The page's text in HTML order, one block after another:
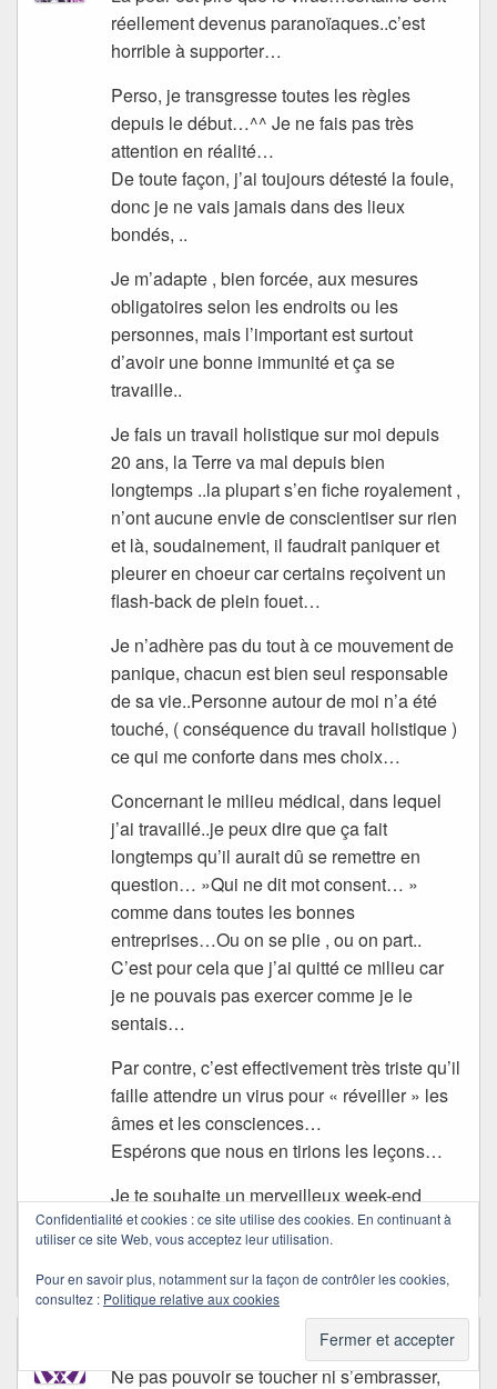
réellement devenus paranoïaques..c’est
horrible à supporter…
Perso, je transgresse toutes les règles
depuis le début…^^ Je ne fais pas très
attention en réalité…
De toute façon, j’ai toujours détesté la foule,
donc je ne vais jamais dans des lieux
bondés, ..
Je m’adapte , bien forcée, aux mesures
obligatoires selon les endroits ou les
personnes, mais l’important est surtout
d’avoir une bonne immunité et ça se
travaille..
Je fais un travail holistique sur moi depuis
20 ans, la Terre va mal depuis bien
longtemps ..la plupart s’en fiche royalement ,
n’ont aucune envie de conscientiser sur rien
et là, soudainement, il faudrait paniquer et
pleurer en choeur car certains reçoivent un
flash-back de plein fouet…
Je n’adhère pas du tout à ce mouvement de
panique, chacun est bien seul responsable
de sa vie..Personne autour de moi n’a été
touché, ( conséquence du travail holistique )
ce qui me conforte dans mes choix…
Concernant le milieu médical, dans lequel
j’ai travaillé..je peux dire que ça fait
longtemps qu’il aurait dû se remettre en
question… »Qui ne dit mot consent… »
comme dans toutes les bonnes
entreprises…Ou on se plie , ou on part..
C’est pour cela que j’ai quitté ce milieu car
je ne pouvais pas exercer comme je le
sentais…
Par contre, c’est effectivement très triste qu’il
faille attendre un virus pour « réveiller » les
âmes et les consciences…
Espérons que nous en tirions les leçons…
Je te souhaite un merveilleux week-end
ensoleillé,
Courage ..!!
a dit :
Ne pas pouvoir se toucher ni s’embrasser,
Confidentialité et cookies : ce site utilise des cookies. En continuant à
utiliser ce site Web, vous acceptez leur utilisation.
Pour en savoir plus, notamment sur la façon de contrôler les cookies,
consultez : Politique relative aux cookies